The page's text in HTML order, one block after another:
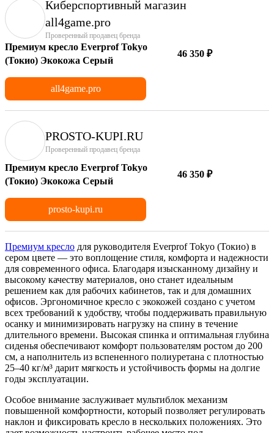
Киберспортивный магазин
аll4game.pro
Проверенный продавец бренда
Премиум кресло Everprof Tokyo
(Токио) Экокожа Серый
46 350 ₽
all4game.pro
PROSTO-KUPI.RU
Проверенный продавец бренда
Премиум кресло Everprof Tokyo
(Токио) Экокожа Серый
46 350 ₽
prosto-kupi.ru
Премиум кресло для руководителя Everprof Tokyo (Токио) в
сером цвете — это воплощение стиля, комфорта и надежности
для современного офиса. Благодаря изысканному дизайну и
высокому качеству материалов, оно станет идеальным
решением как для рабочих кабинетов, так и для домашних
офисов. Эргономичное кресло с экокожей создано с учетом
всех требований к удобству, чтобы поддерживать правильную
осанку и минимизировать нагрузку на спину в течение
длительного времени. Высокая спинка и оптимальная глубина
сиденья обеспечивают комфорт пользователям ростом до 200
см, а наполнитель из вспененного полиуретана с плотностью
25–40 кг/м³ дарит мягкость и устойчивость формы на долгие
годы эксплуатации.
Особое внимание заслуживает мультиблок механизм
повышенной комфортности, который позволяет регулировать
наклон и фиксировать кресло в нескольких положениях. Это